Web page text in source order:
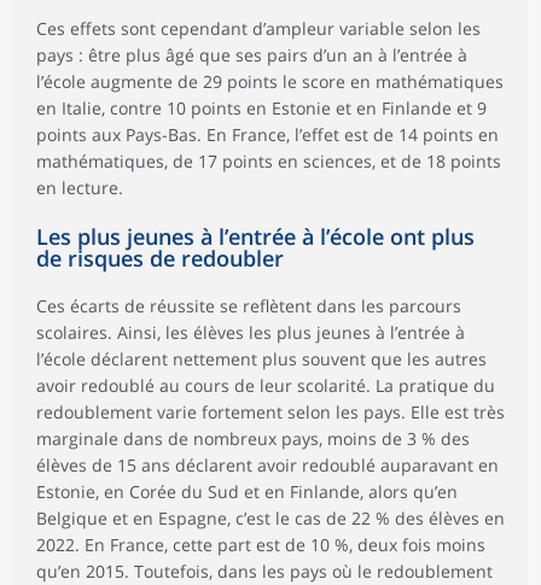
Ces effets sont cependant d’ampleur variable selon les
pays : être plus âgé que ses pairs d’un an à l’entrée à
l’école augmente de 29 points le score en mathématiques
en Italie, contre 10 points en Estonie et en Finlande et 9
points aux Pays-Bas. En France, l’effet est de 14 points en
mathématiques, de 17 points en sciences, et de 18 points
en lecture.
Les plus jeunes à l’entrée à l’école ont plus
de risques de redoubler
Ces écarts de réussite se reflètent dans les parcours
scolaires. Ainsi, les élèves les plus jeunes à l’entrée à
l’école déclarent nettement plus souvent que les autres
avoir redoublé au cours de leur scolarité. La pratique du
redoublement varie fortement selon les pays. Elle est très
marginale dans de nombreux pays, moins de 3 % des
élèves de 15 ans déclarent avoir redoublé auparavant en
Estonie, en Corée du Sud et en Finlande, alors qu’en
Belgique et en Espagne, c’est le cas de 22 % des élèves en
2022. En France, cette part est de 10 %, deux fois moins
qu’en 2015. Toutefois, dans les pays où le redoublement